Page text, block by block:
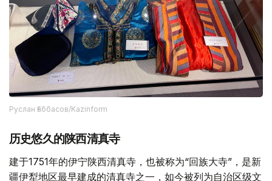
Руслан Ғаббасов/Kazinform
历史悠久的陕西清真寺
建于1751年的伊宁陕西清真寺，也被称为“回族大寺”，是新
疆伊犁地区最早建成的清真寺之一，如今被列为自治区级文